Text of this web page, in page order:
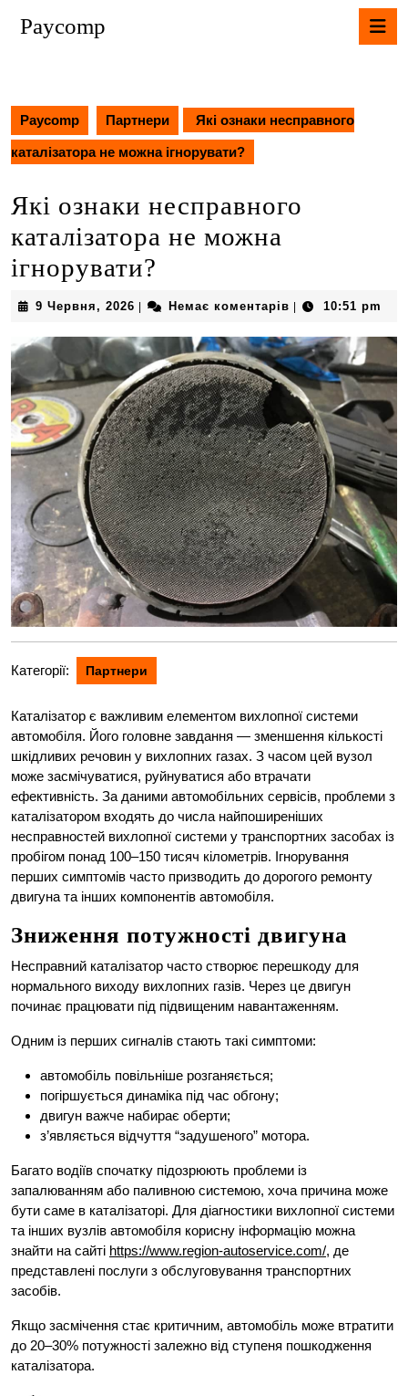
Paycomp
Paycomp Партнери Які ознаки несправного
каталізатора не можна ігнорувати?
Які ознаки несправного
каталізатора не можна
ігнорувати?
9 Червня, 2026 9
2026
Немає коментарів 10:51 pm
Категорії: Партнери
Каталізатор є важливим елементом вихлопної системи
автомобіля. Його головне завдання — зменшення кількості
шкідливих речовин у вихлопних газах. З часом цей вузол
може засмічуватися, руйнуватися або втрачати
ефективність. За даними автомобільних сервісів, проблеми з
каталізатором входять до числа найпоширеніших
несправностей вихлопної системи у транспортних засобах із
пробігом понад 100–150 тисяч кілометрів. Ігнорування
перших симптомів часто призводить до дорогого ремонту
двигуна та інших компонентів автомобіля.
Зниження потужності двигуна
Несправний каталізатор часто створює перешкоду для
нормального виходу вихлопних газів. Через це двигун
починає працювати під підвищеним навантаженням.
Одним із перших сигналів стають такі симптоми:
автомобіль повільніше розганяється;
погіршується динаміка під час обгону;
двигун важче набирає оберти;
з’являється відчуття “задушеного” мотора.
Багато водіїв спочатку підозрюють проблеми із
запалюванням або паливною системою, хоча причина може
бути саме в каталізаторі. Для діагностики вихлопної системи
та інших вузлів автомобіля корисну інформацію можна
знайти на сайті https://www.region-autoservice.com/, де
представлені послуги з обслуговування транспортних
засобів.
Якщо засмічення стає критичним, автомобіль може втратити
до 20–30% потужності залежно від ступеня пошкодження
каталізатора.